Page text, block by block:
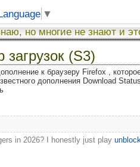
▼
но многие не знают и
(S3)
к браузеру Firefox ,
дополнения Download
in 2026? I honestly just play